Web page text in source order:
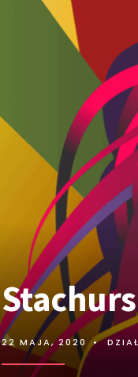
22 MAJA, 2020 •